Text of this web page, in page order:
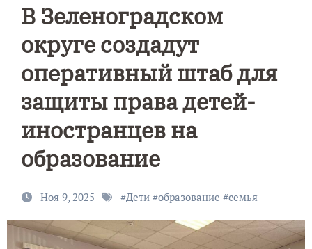
В Зеленоградском
округе создадут
оперативный штаб для
защиты права детей-
иностранцев на
образование
Ноя 9, 2025 #Дети#образование #семья